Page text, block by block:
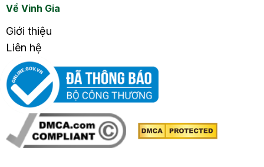
Về Vinh Gia
Giới thiệu
Liên hệ